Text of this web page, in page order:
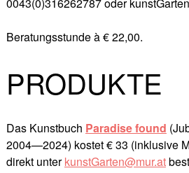
Beratungsstunde à € 22,00.
PRODUKTE
Das Kunstbuch Paradise found
2004—2024) kostet € 33 (inklusive
direkt unterkunstGarten@mur.at